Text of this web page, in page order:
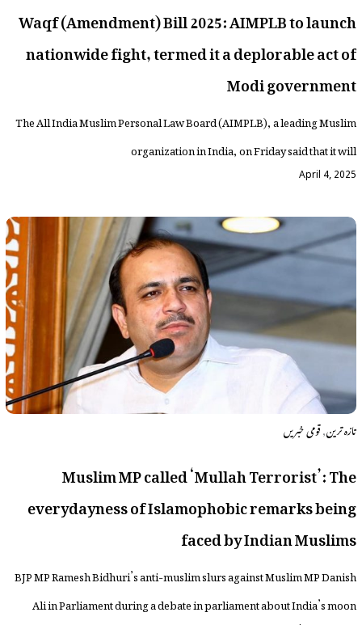
Waqf (Amendment) Bill 2025: AIMPLB to launch
nationwide fight, termed it a deplorable act of
Modi government
The All India Muslim Personal Law Board (AIMPLB), a leading Muslim
organization in India, on Friday said that it will
April 4, 2025
تازہ ترین,قومی خبریں
Muslim MP called ‘Mullah Terrorist’: The
everydayness of Islamophobic remarks being
faced by Indian Muslims
BJP MP Ramesh Bidhuri’s anti-muslim slurs against Muslim MP Danish
Ali in Parliament during a debate in parliament about India’s moon